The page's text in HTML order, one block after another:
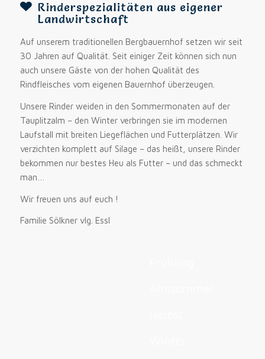
Rinderspezialitäten aus eigener
Landwirtschaft
Auf unserem traditionellen Bergbauernhof setzen wir seit
30 Jahren auf Qualität. Seit einiger Zeit können sich nun
auch unsere Gäste von der hohen Qualität des
Rindfleisches vom eigenen Bauernhof überzeugen.
Unsere Rinder weiden in den Sommermonaten auf der
Tauplitzalm – den Winter verbringen sie im modernen
Laufstall mit breiten Liegeflächen und Futterplätzen. Wir
verzichten komplett auf Silage – das heißt, unsere Rinder
bekommen nur bestes Heu als Futter – und das schmeckt
man…
Wir freuen uns auf euch !
Familie Sölkner vlg. Essl